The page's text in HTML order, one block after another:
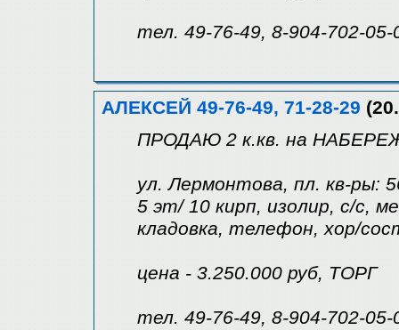
тел. 49-76-49, 8-904-702-05-
АЛЕКСЕЙ 49-76-49, 71-28-29
ПРОДАЮ 2 к.кв. на
ул. Лермонтова, пл. кв-ры:
5 эт/ 10 кирп, изолир, с/с,
кладовка, телефон, хор/
цена - 3.250.000 руб, ТОРГ
тел. 49-76-49, 8-904-702-05-